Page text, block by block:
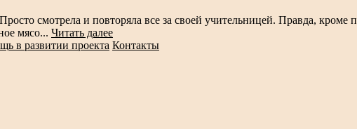
смотрела и повторяла все за своей учительницей. Правда, кроме
мясо... Читать далее
в развитии проекта Контакты